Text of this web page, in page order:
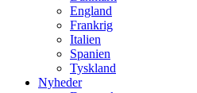
England
Frankrig
Italien
Spanien
Tyskland
Nyheder